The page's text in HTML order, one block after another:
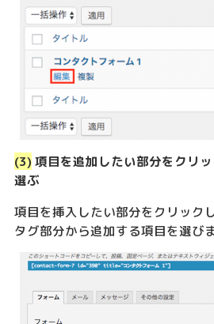
(3) 項目を追加したい部分をクリ
選ぶ
項目を挿入したい部分をクリック
タグ部分から追加する項目を選び